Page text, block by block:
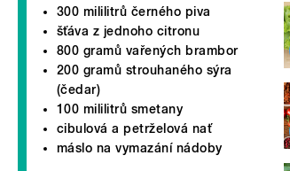
300 mililitrů černého piva
šťáva z jednoho citronu
800 gramů vařených brambor
200 gramů strouhaného sýra
(čedar)
100 mililitrů smetany
cibulová a petrželová nať
máslo na vymazání nádoby